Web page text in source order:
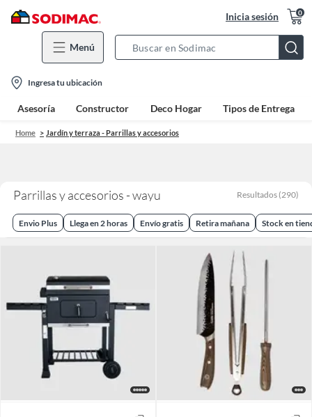
Inicia sesión 0
Menú
Bar
location-
icon
Ingresa tu ubicación
Asesoría Constructor Deco Hogar Tipos de Entrega
Home Jardín y terraza - Parrillas y accesorios
Parrillas y accesorios - wayu Resultados (290)
Envio Plus Llega en 2 horas Envío gratis Retira mañana Stock en